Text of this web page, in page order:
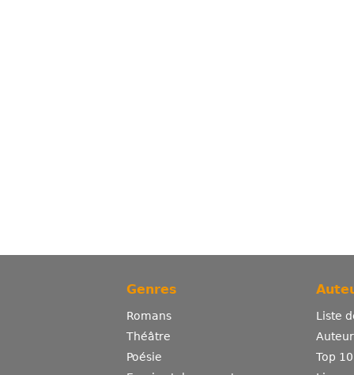
Genres
Romans
Théâtre
Poésie
Liste
Top